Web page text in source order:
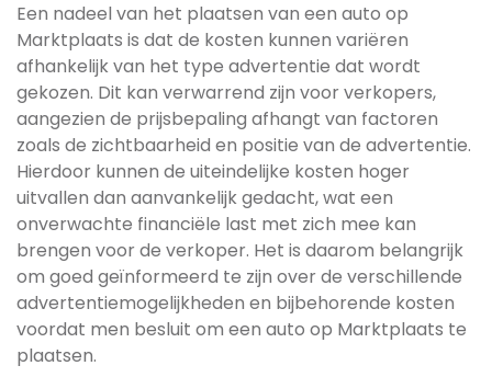
Een nadeel van het plaatsen van een auto op
Marktplaats is dat de kosten kunnen variëren
afhankelijk van het type advertentie dat wordt
gekozen. Dit kan verwarrend zijn voor verkopers,
aangezien de prijsbepaling afhangt van factoren
zoals de zichtbaarheid en positie van de advertentie.
Hierdoor kunnen de uiteindelijke kosten hoger
uitvallen dan aanvankelijk gedacht, wat een
onverwachte financiële last met zich mee kan
brengen voor de verkoper. Het is daarom belangrijk
om goed geïnformeerd te zijn over de verschillende
advertentiemogelijkheden en bijbehorende kosten
voordat men besluit om een auto op Marktplaats te
plaatsen.